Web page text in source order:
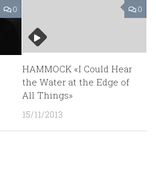
0 0
HAMMOCK «I Could Hear
the Water at the Edge of
All Things»
15/11/2013